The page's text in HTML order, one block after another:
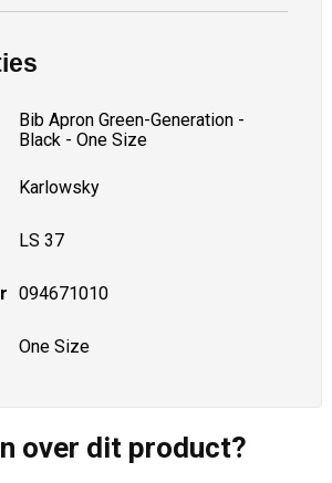
Bib Apron Green-Generation -
Black - One Size
Karlowsky
LS 37
094671010
One Size
over dit product?